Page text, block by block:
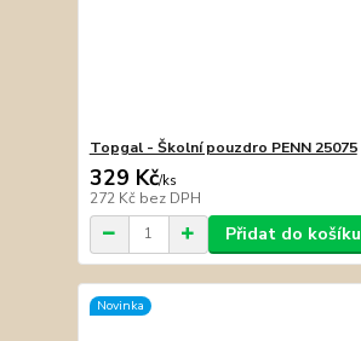
Topgal - Školní pouzdro PENN 25075
329 Kč/ks
272 Kč bez DPH
Přidat do košíku
Novinka